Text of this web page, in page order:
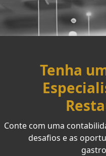
Tenha
Conte com uma
desafios e as